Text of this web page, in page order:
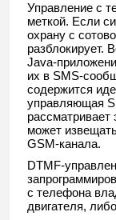
Управление с
меткой. Если
охрану с
разблокирует.
Java-
их в SMS-
содержится
управляющая
рассматривает
может
GSM-канала.
DTMF-
с телефона
двигателя,